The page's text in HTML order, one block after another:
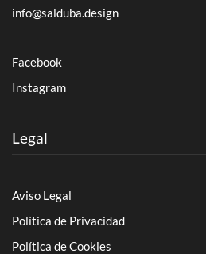
info@salduba.design
Facebook
Instagram
Legal
Aviso Legal
Política de Privacidad
Política de Cookies